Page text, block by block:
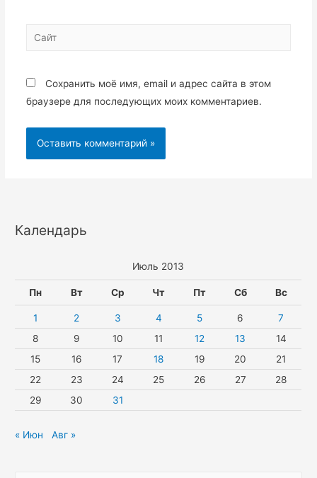
Сайт
Сохранить моё имя, email и адрес сайта в этом
браузере для последующих моих комментариев.
Календарь
Июль 2013
Пн Вт Ср Чт Пт Сб Вс
1 2 3 4 5 6
7
8
9 10 11 12 13
14
15
16 17 18 19 20
21
22
23 24 25 26 27
28
29
30 31
« Июн Авг »